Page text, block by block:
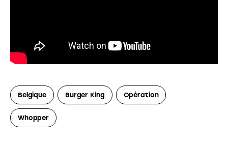
Belgique Burger King Opération
Whopper